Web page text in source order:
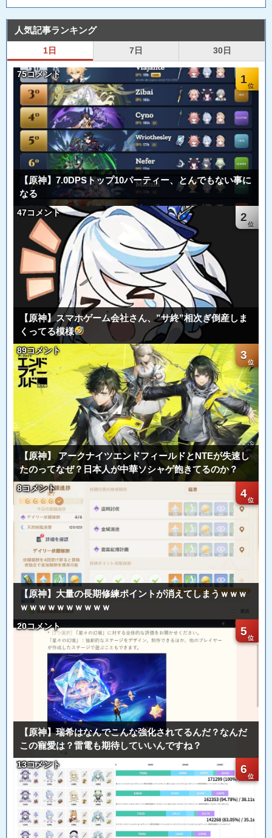
人気記事ランキング
1日 7日 30日
1
75コメント
【原神】7.0DPSトップ10パーティー、とんでもない事に
なる
2
47コメント
【原神】スマホゲーム会社さん、”サ終”相次ぎ倒産しま
くってる模様
3
89コメント
【原神】 アークナイツエンドフィールドとNTEが失速し
たのってなぜ？日本人が中華ソシャゲ飽きてるのか？
4
8コメント
【原神】大量の長期修練ポイントが消えてしまうｗｗｗ
ｗｗｗｗｗｗｗｗｗｗ
5
20コメント
【原神】瑞希はなんでこんな強化されてるんだ？なんだ
この寵愛は？雷電も期待していいんですね？
6
13コメント